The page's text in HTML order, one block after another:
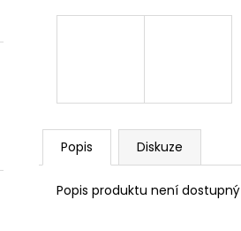
Popis Diskuze
Popis produktu není dostupný